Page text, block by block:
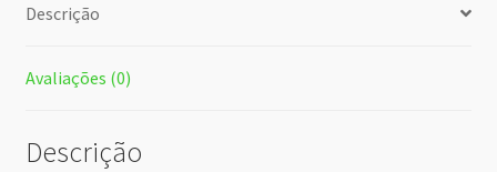
Descrição
Avaliações (0)
Descrição